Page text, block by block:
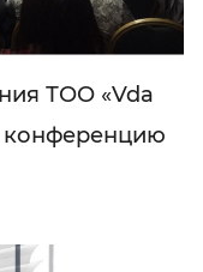
ТОО «Vda
конференцию